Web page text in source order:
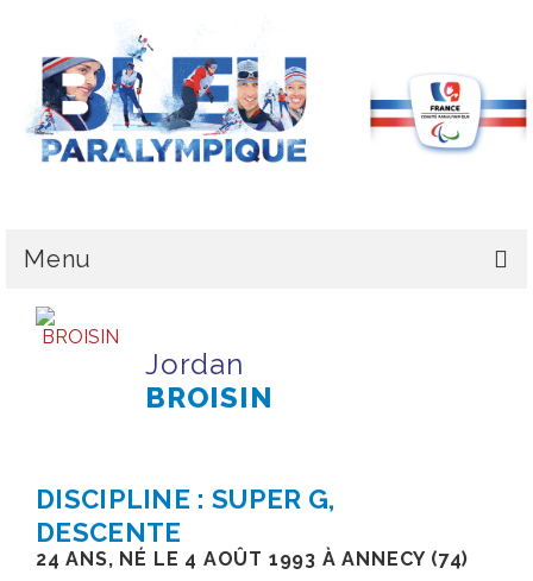
Menu
LE CPSF
PYEONGCHANG 2018
MÉDAILLES & CLASSEMENT
HANDICAPS & CLASSIFICATIONS
Jordan
BROISIN
DISCIPLINE : SUPER G,
DESCENTE
24 ANS, NÉ LE 4 AOÛT 1993 À ANNECY (74)